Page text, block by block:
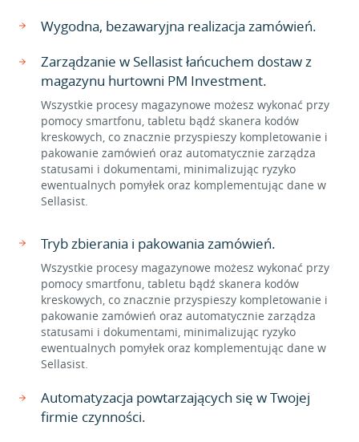
Wygodna, bezawaryjna realizacja zamówień.
Zarządzanie w Sellasist łańcuchem dostaw z
magazynu hurtowni PM Investment.
Wszystkie procesy magazynowe możesz wykonać przy
pomocy smartfonu, tabletu bądź skanera kodów
kreskowych, co znacznie przyspieszy kompletowanie i
pakowanie zamówień oraz automatycznie zarządza
statusami i dokumentami, minimalizując ryzyko
ewentualnych pomyłek oraz komplementując dane w
Sellasist.
Tryb zbierania i pakowania zamówień.
Wszystkie procesy magazynowe możesz wykonać przy
pomocy smartfonu, tabletu bądź skanera kodów
kreskowych, co znacznie przyspieszy kompletowanie i
pakowanie zamówień oraz automatycznie zarządza
statusami i dokumentami, minimalizując ryzyko
ewentualnych pomyłek oraz komplementując dane w
Sellasist.
Automatyzacja powtarzających się w Twojej
firmie czynności.